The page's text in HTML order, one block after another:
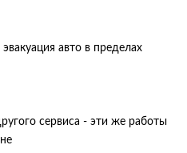
авто в пределах
сервиса - эти же работы